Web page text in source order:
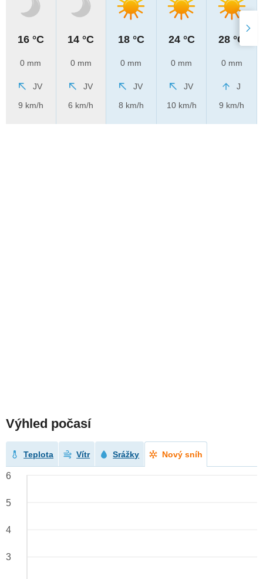
16 °C
0 mm
JV
9 km/h
14 °C
0 mm
JV
6 km/h
18 °C
0 mm
JV
8 km/h
24 °C
0 mm
JV
10 km/h
28 °C
0 mm
J
9 km/h
Výhled počasí
Teplota Vítr Srážky Nový sníh
6
5
4
3